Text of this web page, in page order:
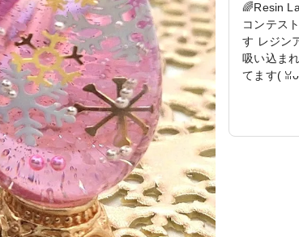
🌈Resin
コンテス
す レジン
吸い込ま
てます(⁠